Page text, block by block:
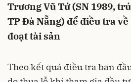
Trương Vũ Tứ (SN 1989,
TP Đà Nẵng) để điều tra
đoạt tài sản
Theo kết quả điều tra ban